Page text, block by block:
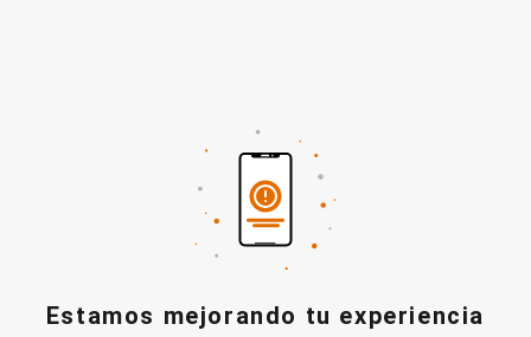
Estamos mejorando tu experiencia